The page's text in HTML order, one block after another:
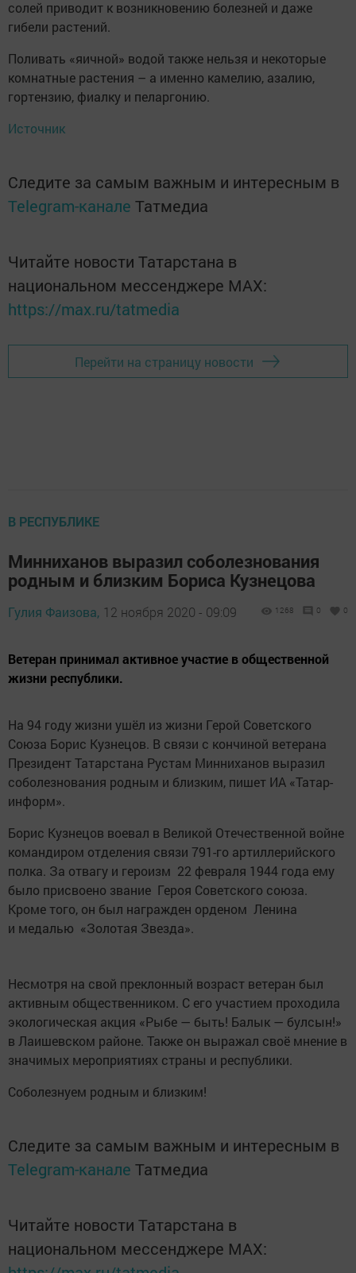
солей приводит к возникновению болезней и даже
гибели растений.
Поливать «яичной» водой также нельзя и некоторые
комнатные растения – а именно камелию, азалию,
гортензию, фиалку и пеларгонию.
Источник
Следите за самым важным и интересным в
Telegram-канале Татмедиа
Читайте новости Татарстана в
национальном мессенджере MАХ:
https://max.ru/tatmedia
Перейти на страницу новости
В РЕСПУБЛИКЕ
Минниханов выразил соболезнования
родным и близким Бориса Кузнецова
Гулия Фаизова, 12 ноября 2020 - 09:09 1268 0 0
Ветеран принимал активное участие в общественной
жизни республики.
На 94 году жизни ушёл из жизни Герой Советского
Союза Борис Кузнецов. В связи с кончиной ветерана
Президент Татарстана Рустам Минниханов выразил
соболезнования родным и близким, пишет ИА «Татар-
информ».
Борис Кузнецов воевал в Великой Отечественной войне
командиром отделения связи 791-го артиллерийского
полка. За отвагу и героизм 22 февраля 1944 года ему
было присвоено звание Героя Советского союза.
Кроме того, он был награжден орденом Ленина
и медалью «Золотая Звезда».
Несмотря на свой преклонный возраст ветеран был
активным общественником. С его участием проходила
экологическая акция «Рыбе — быть! Балык — булсын!»
в Лаишевском районе. Также он выражал своё мнение в
значимых мероприятиях страны и республики.
Соболезнуем родным и близким!
Следите за самым важным и интересным в
Telegram-канале Татмедиа
Читайте новости Татарстана в
национальном мессенджере MАХ: